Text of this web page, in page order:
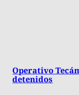
Operativo
detenidos